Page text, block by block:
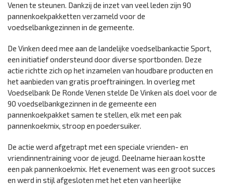
Venen te steunen. Dankzij de inzet van veel leden zijn 90
pannenkoekpakketten verzameld voor de
voedselbankgezinnen in de gemeente.
De Vinken deed mee aan de landelijke voedselbankactie Sport,
een initiatief ondersteund door diverse sportbonden. Deze
actie richtte zich op het inzamelen van houdbare producten en
het aanbieden van gratis proeftrainingen. In overleg met
Voedselbank De Ronde Venen stelde De Vinken als doel voor de
90 voedselbankgezinnen in de gemeente een
pannenkoekpakket samen te stellen, elk met een pak
pannenkoekmix, stroop en poedersuiker.
De actie werd afgetrapt met een speciale vrienden- en
vriendinnentraining voor de jeugd. Deelname hieraan kostte
een pak pannenkoekmix. Het evenement was een groot succes
en werd in stijl afgesloten met het eten van heerlijke